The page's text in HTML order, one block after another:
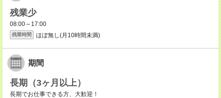
残業少
08:00～17:00
残業時間 ほぼ無し(月10時間未満)
期間
長期（3ヶ月以上）
長期でお仕事できる方、大歓迎！